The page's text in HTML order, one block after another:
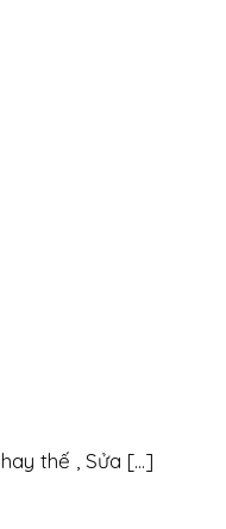
thế , Sửa [...]